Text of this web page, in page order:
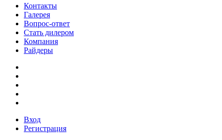
Контакты
Галерея
Вопрос-ответ
Стать дилером
Компания
Райдеры
Вход
Регистрация